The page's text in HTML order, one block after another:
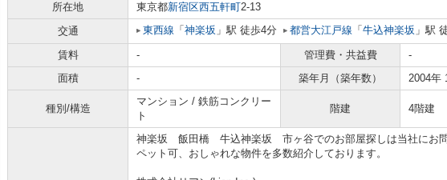
所在地 東京都新宿区西五軒町2-13
交通
東西線 「 神楽坂 」駅 徒歩4分 都営大江戸線 「 牛込神楽坂 」駅
賃料 - 管理費・共益費
-
面積
- 築年月（築年数） 2004年
種別/構造
マンション / 鉄筋コンクリー
ト
階建 4階建
神楽坂 飯田橋 牛込神楽坂 市ヶ谷でのお部屋探しは当社にお問
ペット可、おしゃれな物件を多数紹介しております。